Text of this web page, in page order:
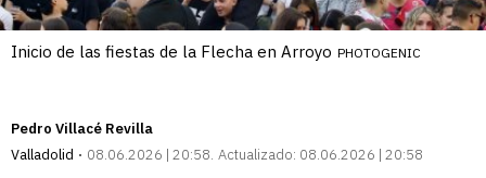
Inicio de las fiestas de la Flecha en Arroyo PHOTOGENIC
Pedro Villacé Revilla
Valladolid
08.06.2026 | 20:58 Actualizado: 08.06.2026 | 20:58